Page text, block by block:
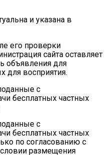
и указана в
его проверки
сайта оставляет
объявления для
для восприятия.
с
бесплатных частных
с
бесплатных частных
по согласованию с
размещения